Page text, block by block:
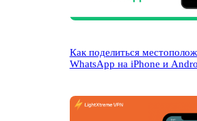
Как поделиться
WhatsApp на iPhone и